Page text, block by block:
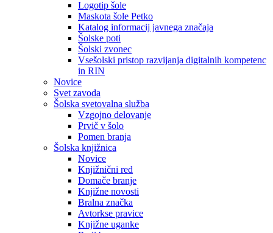
Logotip šole
Maskota šole Petko
Katalog informacij javnega značaja
Šolske poti
Šolski zvonec
Vsešolski pristop razvijanja digitalnih kompetenc
in RIN
Novice
Svet zavoda
Šolska svetovalna služba
Vzgojno delovanje
Prvič v šolo
Pomen branja
Šolska knjižnica
Novice
Knjižnični red
Domače branje
Knjižne novosti
Bralna značka
Avtorkse pravice
Knjižne uganke